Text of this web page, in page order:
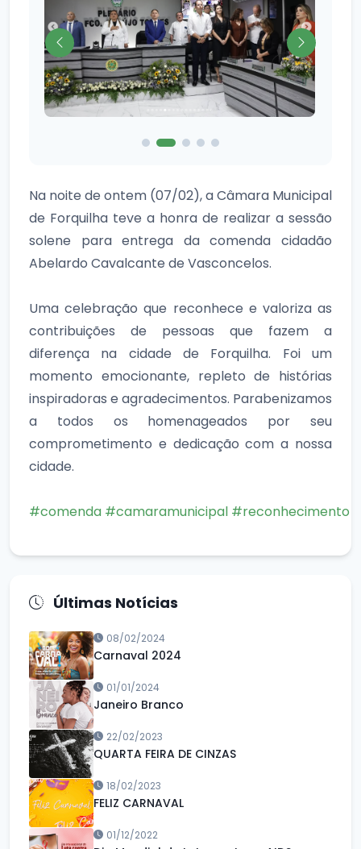
Na noite de ontem (07/02), a Câmara Municipal
de Forquilha teve a honra de realizar a sessão
solene para entrega da comenda cidadão
Abelardo Cavalcante de Vasconcelos.
Uma celebração que reconhece e valoriza as
contribuições de pessoas que fazem a
diferença na cidade de Forquilha. Foi um
momento emocionante, repleto de histórias
inspiradoras e agradecimentos. Parabenizamos
a todos os homenageados por seu
comprometimento e dedicação com a nossa
cidade.
#comenda #camaramunicipal #reconhecimento
Últimas Notícias
08/02/2024
Carnaval 2024
01/01/2024
Janeiro Branco
22/02/2023
QUARTA FEIRA DE CINZAS
18/02/2023
FELIZ CARNAVAL
01/12/2022